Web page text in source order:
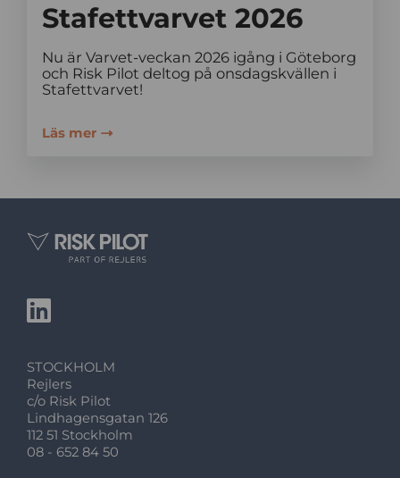
Stafettvarvet 2026
Nu är Varvet-veckan 2026 igång i Göteborg
och Risk Pilot deltog på onsdagskvällen i
Stafettvarvet!
Läs mer
STOCKHOLM
Rejlers
c/o Risk Pilot
Lindhagensgatan 126
112 51 Stockholm
08 - 652 84 50